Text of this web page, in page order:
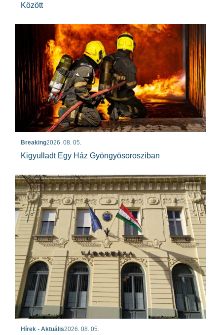
Között
Breaking2026. 08. 05.
Kigyulladt Egy Ház Gyöngyösorosziban
Hírek - Aktuális2026. 08. 05.